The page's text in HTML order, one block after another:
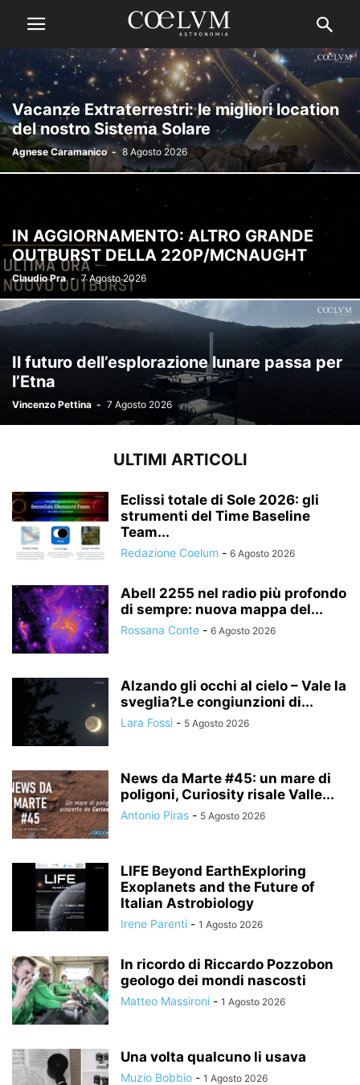
Vacanze Extraterrestri: le migliori location
del nostro Sistema Solare
Agnese Caramanico - 8 Agosto 2026
IN AGGIORNAMENTO: ALTRO GRANDE
OUTBURST DELLA 220P/MCNAUGHT
Claudio Pra - 7 Agosto 2026
Il futuro dell’esplorazione lunare passa per
l’Etna
Vincenzo Pettina - 7 Agosto 2026
ULTIMI ARTICOLI
Eclissi totale di Sole 2026: gli
strumenti del Time Baseline
Team...
Redazione Coelum - 6 Agosto 2026
Abell 2255 nel radio più profondo
di sempre: nuova mappa del...
Rossana Conte - 6 Agosto 2026
Alzando gli occhi al cielo – Vale la
sveglia?Le congiunzioni di...
Lara Fossi - 5 Agosto 2026
News da Marte #45: un mare di
poligoni, Curiosity risale Valle...
Antonio Piras - 5 Agosto 2026
LIFE Beyond EarthExploring
Exoplanets and the Future of
Italian Astrobiology
Irene Parenti - 1 Agosto 2026
In ricordo di Riccardo Pozzobon
geologo dei mondi nascosti
Matteo Massironi - 1 Agosto 2026
Una volta qualcuno li usava
Muzio Bobbio - 1 Agosto 2026